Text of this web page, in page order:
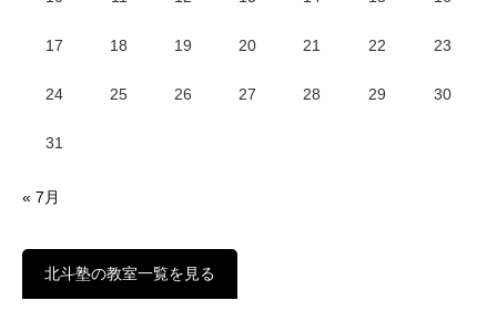
17 18 19 20 21 22 23
24 25 26 27 28 29 30
31
« 7月
北斗塾の教室一覧を見る